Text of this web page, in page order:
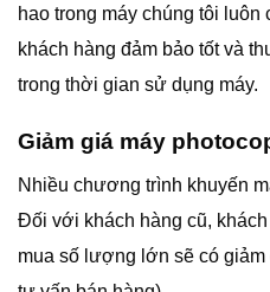
hao trong máy chúng tôi luôn
khách hàng đảm bảo tốt và
trong thời gian sử dụng máy.
Giảm giá máy
Nhiều chương trình khuyến
Đối với khách hàng cũ,
mua số lượng lớn sẽ có